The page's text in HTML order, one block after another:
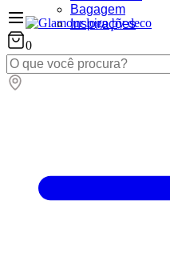
0
Bagagem
Inspirações